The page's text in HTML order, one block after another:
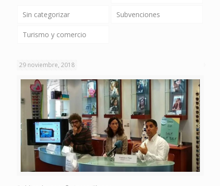
Sin categorizar Subvenciones
Turismo y comercio
29 noviembre, 2018